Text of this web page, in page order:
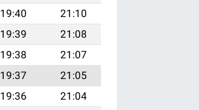
19:40
21:10
19:39
21:08
19:38
21:07
19:37
21:05
19:36
21:04